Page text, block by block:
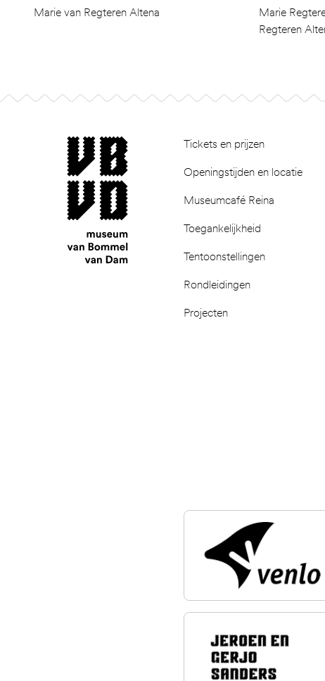
Marie van Regteren Altena Marie
Regteren
Tickets en prijzen
Openingstijden en locatie
Museumcafé Reina
Toegankelijkheid
Tentoonstellingen
Rondleidingen
Projecten
museum van Bommel van Dam